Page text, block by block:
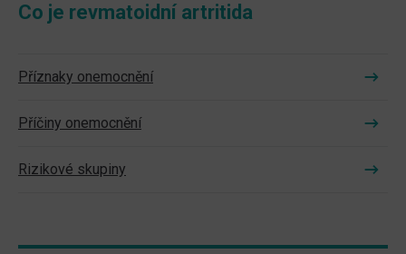
Co je revmatoidní artritida
Příznaky onemocnění
Příčiny onemocnění
Rizikové skupiny